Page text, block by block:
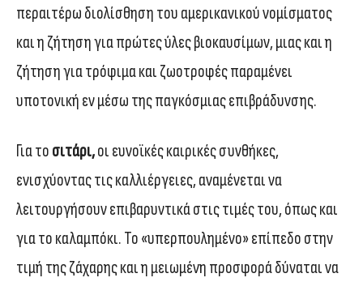
περαιτέρω διολίσθηση του αμερικανικού νομίσματος
και η ζήτηση για πρώτες ύλες βιοκαυσίμων, μιας και η
ζήτηση για τρόφιμα και ζωοτροφές παραμένει
υποτονική εν μέσω της παγκόσμιας επιβράδυνσης.
Για το σιτάρι,οι ευνοϊκές καιρικές συνθήκες,
ενισχύοντας τις καλλιέργειες, αναμένεται να
λειτουργήσουν επιβαρυντικά στις τιμές του, όπως και
για το καλαμπόκι. Το «υπερπουλημένο» επίπεδο στην
τιμή της ζάχαρης και η μειωμένη προσφορά δύναται να